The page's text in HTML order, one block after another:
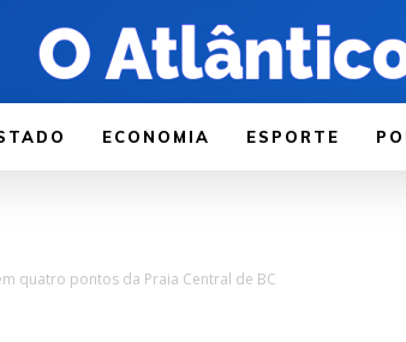
ECONOMIA ESPORTE
quatro pontos da Praia Central de BC